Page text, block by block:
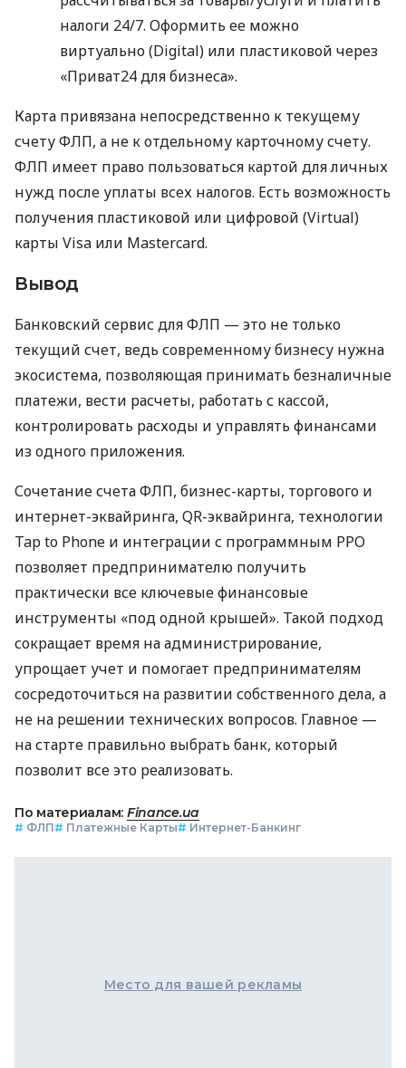
налоги 24/7. Оформить ее можно
виртуально (Digital) или пластиковой через
«Приват24 для бизнеса».
Карта привязана непосредственно к текущему
счету ФЛП, а не к отдельному карточному счету.
ФЛП имеет право пользоваться картой для личных
нужд после уплаты всех налогов. Есть возможность
получения пластиковой или цифровой (Virtual)
карты Visa или Mastercard.
Вывод
Банковский сервис для ФЛП — это не только
текущий счет, ведь современному бизнесу нужна
экосистема, позволяющая принимать безналичные
платежи, вести расчеты, работать с кассой,
контролировать расходы и управлять финансами
из одного приложения.
Сочетание счета ФЛП, бизнес-карты, торгового и
интернет-эквайринга, QR-эквайринга, технологии
Tap to Phone и интеграции с программным РРО
позволяет предпринимателю получить
практически все ключевые финансовые
инструменты «под одной крышей». Такой подход
сокращает время на администрирование,
упрощает учет и помогает предпринимателям
сосредоточиться на развитии собственного дела, а
не на решении технических вопросов. Главное —
на старте правильно выбрать банк, который
позволит все это реализовать.
По материалам: Finance.ua
# ФЛП# Платежные Карты# Интернет-Банкинг
Место для вашей рекламы